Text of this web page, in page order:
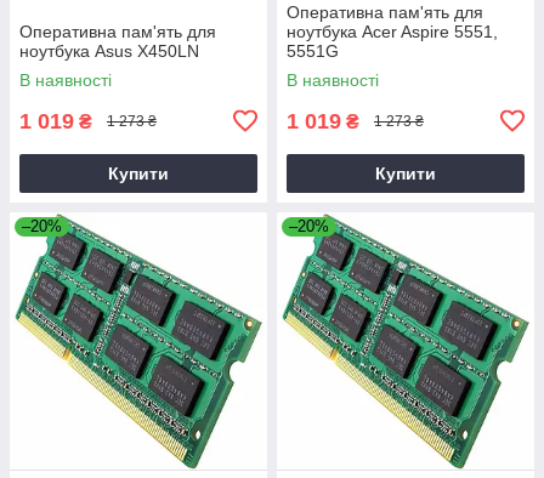
Оперативна пам'ять для
ноутбука Asus X450LN
В наявності
1 019 ₴ 1 273 ₴
Купити
Оперативна пам'ять для
ноутбука Acer Aspire 5551,
5551G
В наявності
1 019 ₴ 1 273 ₴
Купити
–20% –20%